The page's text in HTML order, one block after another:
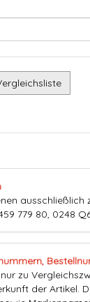
ausschließlich
779 80, 0248
zu
der Artikel.